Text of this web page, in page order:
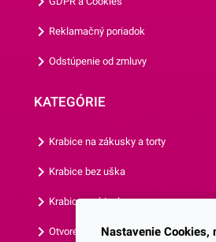
prezrieť si aj ostatné párty
doplnky z našej ponuky.
Reklamačný poriadok
Odstúpenie od zmluvy
KATEGÓRIE
Krabice na zákusky a torty
Krabice bez uška
Krabice s okienkom
Otvorená krabicaNastavenie Cookies,